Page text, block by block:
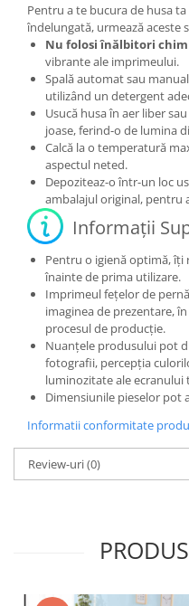
Pentru a te bucura de husa
îndelungată, urmează aceste
Nu folosi înălbitori
vibrante ale imprimeului.
Spală automat sau
utilizând un detergent
Usucă husa în aer liber
joase, ferind-o de lumina
Calcă la o temperatură
aspectul neted.
Depoziteaz-o într-un loc
ambalajul original, pentru
Informații
Pentru o igienă optimă, îți
înainte de prima utilizare.
Imprimeul fețelor de
imaginea de prezentare,
procesul de producție.
Nuanțele produsului pot
fotografii, percepția
luminozitate ale ecranului
Dimensiunile pieselor pot
Informatii conformitate
Review-uri(0)